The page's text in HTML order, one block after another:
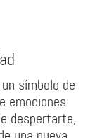
símbolo de
emociones
despertarte,